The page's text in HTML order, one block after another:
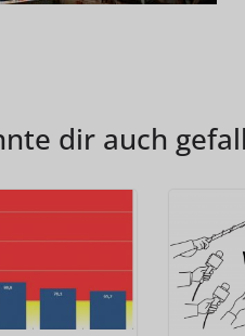
dir auch